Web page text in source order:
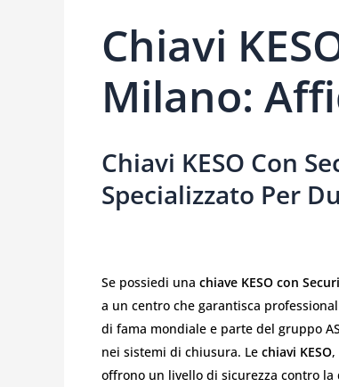
Chiavi
Milano:
Chiavi KESO Con
Specializzato Per
Se possiedi una chiave KESO con
a un centro che garantisca
di fama mondiale e parte del gruppo
nei sistemi di chiusura. Le chiavi KESO
offrono un livello di sicurezza contro